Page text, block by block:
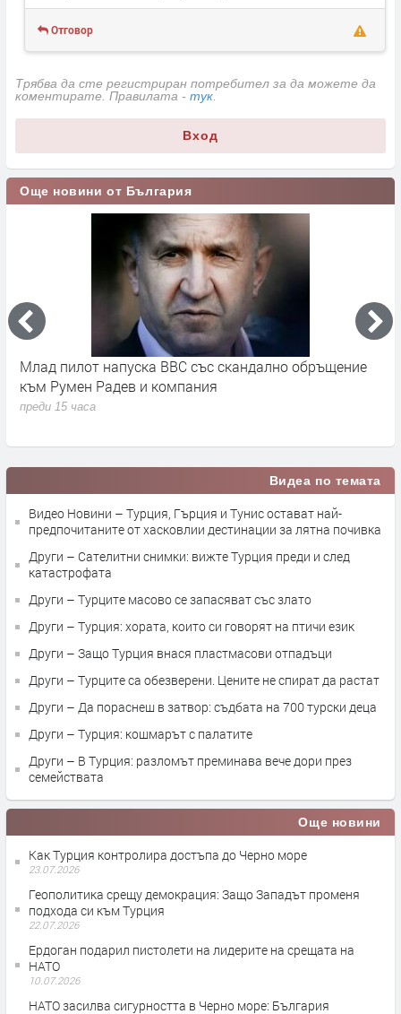
Отговор
Трябва да сте регистриран потребител за да можете да
коментирате. Правилата - тук.
Вход
Още новини от България
Млад пилот напуска ВВС със скандално обръщение
към Румен Радев и компания
преди 15 часа
Видеа по темата
Видео Новини – Турция, Гърция и Тунис остават най-
предпочитаните от хасковлии дестинации за лятна почивка
Други – Сателитни снимки: вижте Турция преди и след
катастрофата
Други – Турците масово се запасяват със злато
Други – Турция: хората, които си говорят на птичи език
Други – Защо Турция внася пластмасови отпадъци
Други – Турците са обезверени. Цените не спират да растат
Други – Да пораснеш в затвор: съдбата на 700 турски деца
Други – Турция: кошмарът с палатите
Други – В Турция: разломът преминава вече дори през
семействата
Още новини
Как Турция контролира достъпа до Черно море
23.07.2026
Геополитика срещу демокрация: Защо Западът променя
подхода си към Турция
22.07.2026
Ердоган подарил пистолети на лидерите на срещата на
НАТО
10.07.2026
НАТО засилва сигурността в Черно море: България